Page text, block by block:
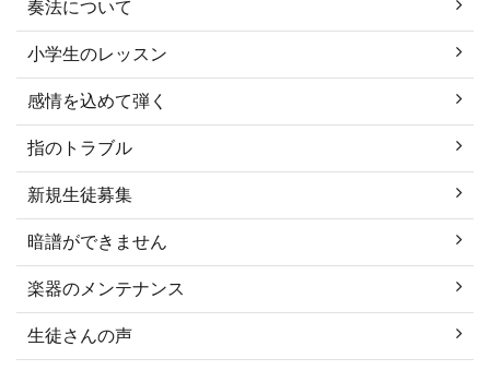
奏法について
小学生のレッスン
感情を込めて弾く
指のトラブル
新規生徒募集
暗譜ができません
楽器のメンテナンス
生徒さんの声